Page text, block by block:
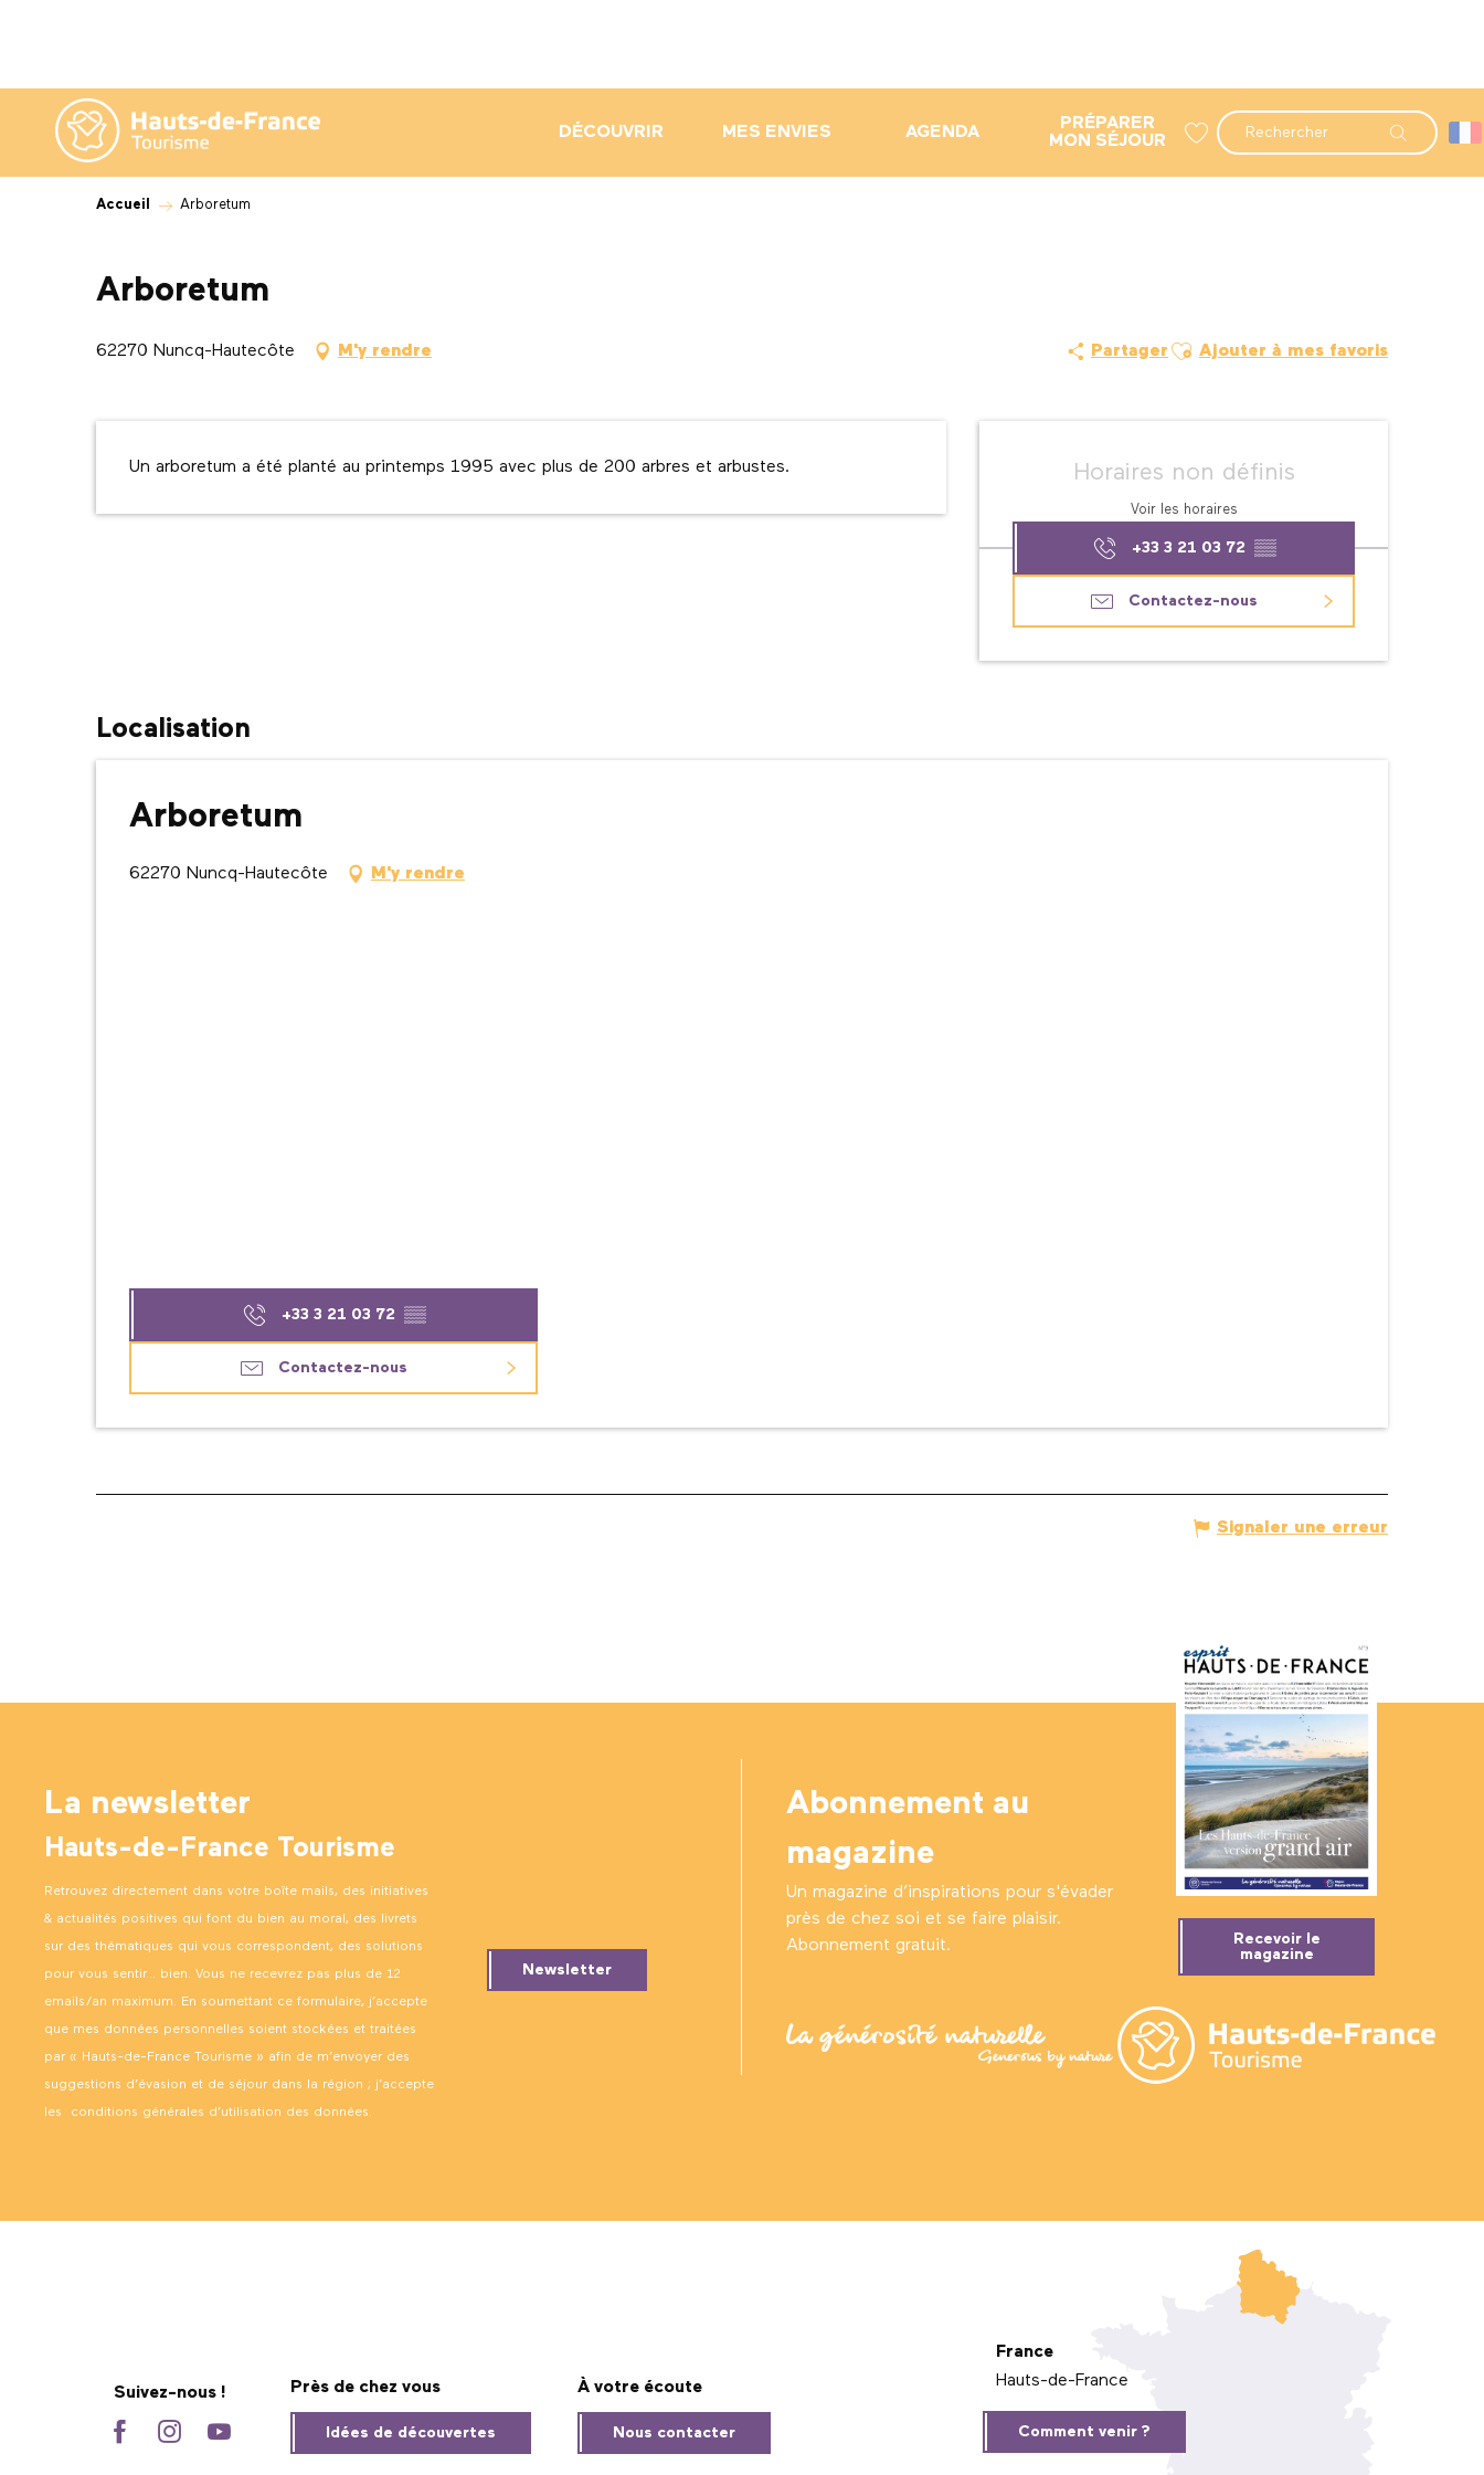
contenu
principal
Recherche
DÉCOUVRIR MES ENVIES AGENDA
PRÉPARER
MON SÉJOUR
Accueil Arboretum
Arboretum
62270 Nuncq-Hautecôte M'y rendre Partager Ajouter aux favoris
Ajouter à mes favoris
Ouverture et
Horaires non définis
Voir les horaires
+33 3 21 03 72 ▒▒
Contactez-nous
Description
Un arboretum a été planté au printemps 1995 avec plus de 200 arbres et arbustes.
Localisation
Arboretum
62270 Nuncq-Hautecôte M'y rendre
+33 3 21 03 72 ▒▒
Contactez-nous
Signaler une erreur
La newsletter
Hauts-de-France Tourisme
Retrouvez directement dans votre boîte mails, des initiatives
& actualités positives qui font du bien au moral, des livrets
sur des thématiques qui vous correspondent, des solutions
pour vous sentir… bien. Vous ne recevrez pas plus de 12
emails/an maximum. En soumettant ce formulaire, j’accepte
que mes données personnelles soient stockées et traitées
par « Hauts-de-France Tourisme » afin de m’envoyer des
suggestions d’évasion et de séjour dans la région ; j’accepte
les conditions générales d’utilisation des données.
Newsletter
Abonnement au
magazine
Un magazine d’inspirations pour s'évader
près de chez soi et se faire plaisir.
Abonnement gratuit.
Recevoir le
magazine
Suivez-nous ! Près de chez vous
Idées de découvertes
À votre écoute
Nous contacter
France
Hauts-de-France
Comment venir ?